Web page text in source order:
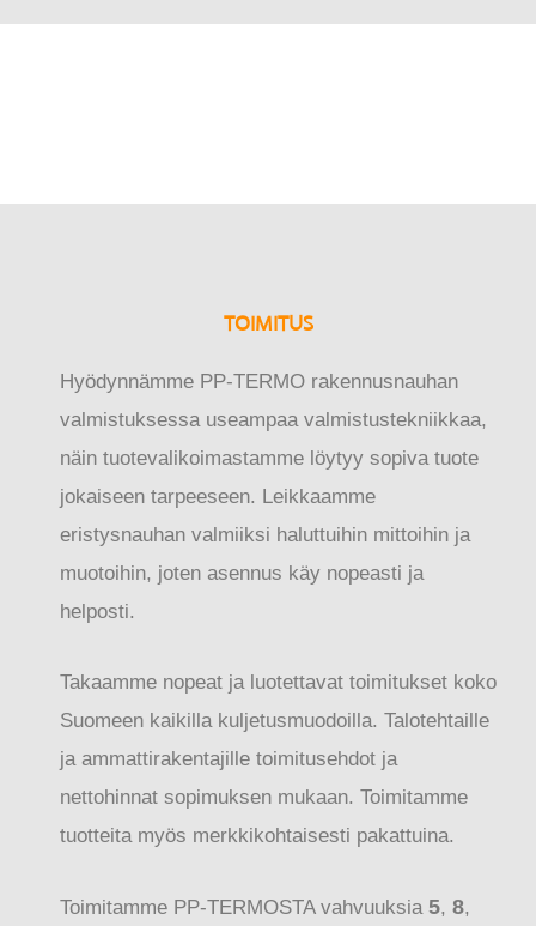
TOIMITUS
Hyödynnämme PP-TERMO rakennusnauhan
valmistuksessa useampaa valmistustekniikkaa,
näin tuotevalikoimastamme löytyy sopiva tuote
jokaiseen tarpeeseen. Leikkaamme
eristysnauhan valmiiksi haluttuihin mittoihin ja
muotoihin, joten asennus käy nopeasti ja
helposti.
Takaamme nopeat ja luotettavat toimitukset koko
Suomeen kaikilla kuljetusmuodoilla. Talotehtaille
ja ammattirakentajille toimitusehdot ja
nettohinnat sopimuksen mukaan. Toimitamme
tuotteita myös merkkikohtaisesti pakattuina.
Toimitamme PP-TERMOSTA vahvuuksia 5, 8,